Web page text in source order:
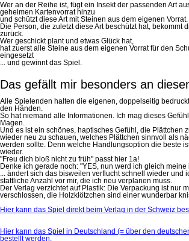
Wer an der Reihe ist, fügt ein Insekt der passenden Art
geheimen Kartenvorrat hinzu
und schützt diese Art mit Steinen aus dem eigenen Vorrat.
Die Person, die zuletzt diese Art beschützt hat, bekommt
zurück.
Wer geschickt plant und etwas Glück hat,
hat zuerst alle Steine aus dem eigenen Vorrat für den
eingesetzt
... und gewinnt das Spiel.
Das gefällt mir besonders an
Alle Spielenden halten die eigenen, doppelseitig
den Händen.
So hat niemand alle Informationen. Ich mag dieses
Magen.
Und es ist ein schönes, haptisches Gefühl, die Plättchen
wieder neu zu schauen, welches Plättchen sinnvoll als
werden sollte. Denn welche Handlungsoption die beste
wieder.
"Freu dich bloß nicht zu früh" passt hier 1a!
Denke ich gerade noch: "YES, nun werd ich gleich meine
... ändert sich das bisweilen verflucht schnell wieder und
stattliche Anzahl vor mir, die ich neu verplanen muss.
Der Verlag verzichtet auf Plastik: Die Verpackung ist nur
verschlossen, die Holzklötzchen sind einer wunderbar
Hier kann das Spiel direkt beim Verlag in der Schweiz
Hier kann das Spiel in Deutschland (= über den
bestellt werden.